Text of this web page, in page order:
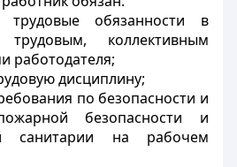
трудовые обязанности в
коллективным
работодателя;
дисциплину;
по безопасности и
безопасности и
санитарии на рабочем